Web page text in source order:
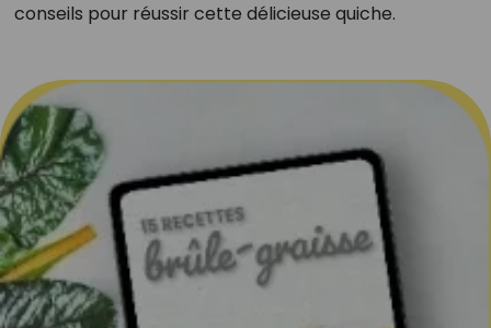
conseils pour réussir cette délicieuse quiche.